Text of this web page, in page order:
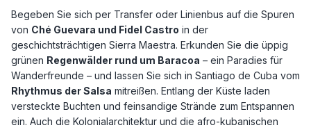
Begeben Sie sich per Transfer oder Linienbus auf die Spuren
von Ché Guevara und Fidel Castro in der
geschichtsträchtigen Sierra Maestra. Erkunden Sie die üppig
grünen Regenwälder rund um Baracoa – ein Paradies für
Wanderfreunde – und lassen Sie sich in Santiago de Cuba vom
Rhythmus der Salsa mitreißen. Entlang der Küste laden
versteckte Buchten und feinsandige Strände zum Entspannen
ein. Auch die Kolonialarchitektur und die afro-kubanischen